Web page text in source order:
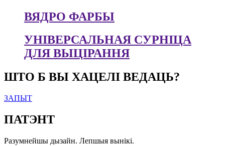
ВЯДРО ФАРБЫ
УНІВЕРСАЛЬНАЯ СУРНІЦА
ДЛЯ ВЫЦІРАННЯ
ШТО Б ВЫ ХАЦЕЛІ ВЕДАЦЬ?
ЗАПЫТ
ПАТЭНТ
Разумнейшы дызайн. Лепшыя вынікі.